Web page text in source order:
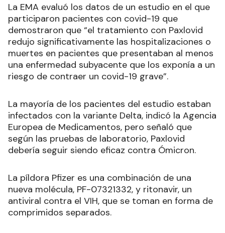
La EMA evaluó los datos de un estudio en el que
participaron pacientes con covid-19 que
demostraron que “el tratamiento con Paxlovid
redujo significativamente las hospitalizaciones o
muertes en pacientes que presentaban al menos
una enfermedad subyacente que los exponía a un
riesgo de contraer un covid-19 grave”.
La mayoría de los pacientes del estudio estaban
infectados con la variante Delta, indicó la Agencia
Europea de Medicamentos, pero señaló que
según las pruebas de laboratorio, Paxlovid
debería seguir siendo eficaz contra Ómicron.
La píldora Pfizer es una combinación de una
nueva molécula, PF-07321332, y ritonavir, un
antiviral contra el VIH, que se toman en forma de
comprimidos separados.